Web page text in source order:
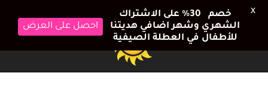
خصم 30٪ على الاشتراك
الشهري وشهر اضافي هديتنا
للأطفال في العطلة الصيفية
احصل على العرض
X